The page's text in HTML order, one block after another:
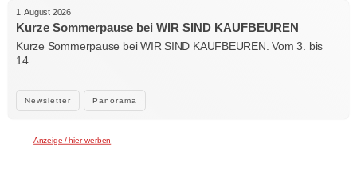
Newsletter Panorama
1. August 2026
Kurze Sommerpause bei WIR SIND KAUFBEUREN
Kurze Sommerpause bei WIR SIND KAUFBEUREN. Vom 3. bis
14.…
Anzeige / hier werben